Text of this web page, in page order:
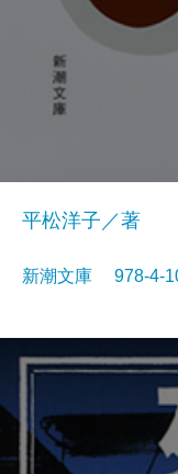
平松洋子／著
新潮文庫 978-4-